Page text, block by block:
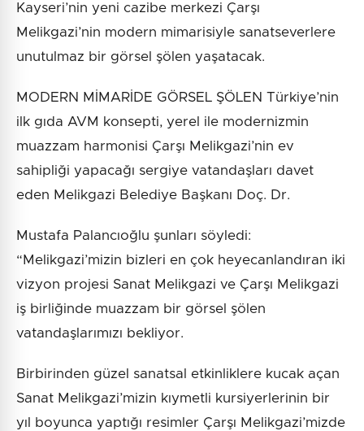
Kayseri’nin yeni cazibe merkezi Çarşı
Melikgazi’nin modern mimarisiyle sanatseverlere
unutulmaz bir görsel şölen yaşatacak.
MODERN MİMARİDE GÖRSEL ŞÖLEN Türkiye’nin
ilk gıda AVM konsepti, yerel ile modernizmin
muazzam harmonisi Çarşı Melikgazi’nin ev
sahipliği yapacağı sergiye vatandaşları davet
eden Melikgazi Belediye Başkanı Doç. Dr.
Mustafa Palancıoğlu şunları söyledi:
“Melikgazi’mizin bizleri en çok heyecanlandıran iki
vizyon projesi Sanat Melikgazi ve Çarşı Melikgazi
iş birliğinde muazzam bir görsel şölen
vatandaşlarımızı bekliyor.
Birbirinden güzel sanatsal etkinliklere kucak açan
Sanat Melikgazi’mizin kıymetli kursiyerlerinin bir
yıl boyunca yaptığı resimler Çarşı Melikgazi’mizde